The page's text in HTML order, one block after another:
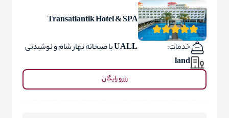
Transatlantik Hotel & SPA
خدمات:
UALL با صبحانه نهار شام و نوشیدنی
land
رزرو رایگان